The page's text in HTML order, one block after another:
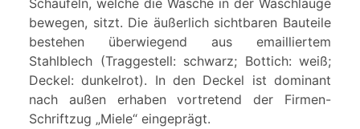
Schaufeln, welche die Wäsche in der Waschlauge
bewegen, sitzt. Die äußerlich sichtbaren Bauteile
bestehen überwiegend aus emailliertem
Stahlblech (Traggestell: schwarz; Bottich: weiß;
Deckel: dunkelrot). In den Deckel ist dominant
nach außen erhaben vortretend der Firmen-
Schriftzug „Miele“ eingeprägt.